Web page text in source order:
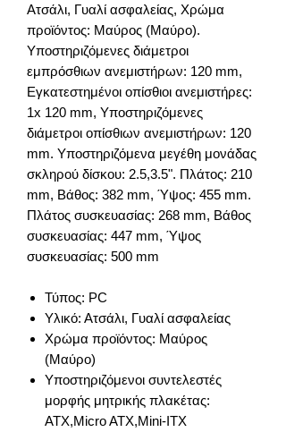
Ατσάλι, Γυαλί ασφαλείας, Χρώμα
προϊόντος: Μαύρος (Μαύρο).
Υποστηριζόμενες διάμετροι
εμπρόσθιων ανεμιστήρων: 120 mm,
Εγκατεστημένοι οπίσθιοι ανεμιστήρες:
1x 120 mm, Υποστηριζόμενες
διάμετροι οπίσθιων ανεμιστήρων: 120
mm. Υποστηριζόμενα μεγέθη μονάδας
σκληρού δίσκου: 2.5,3.5". Πλάτος: 210
mm, Βάθος: 382 mm, Ύψος: 455 mm.
Πλάτος συσκευασίας: 268 mm, Βάθος
συσκευασίας: 447 mm, Ύψος
συσκευασίας: 500 mm
Τύπος: PC
Υλικό: Ατσάλι, Γυαλί ασφαλείας
Χρώμα προϊόντος: Μαύρος
(Μαύρο)
Υποστηριζόμενοι συντελεστές
μορφής μητρικής πλακέτας:
ATX,Micro ATX,Mini-ITX